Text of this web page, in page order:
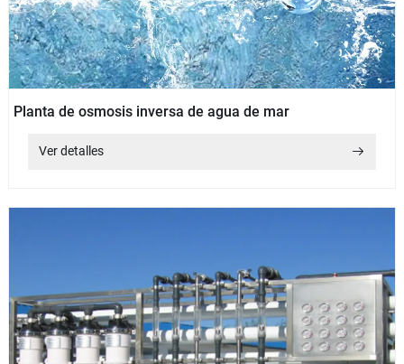
Planta de osmosis inversa de agua de mar
Ver detalles